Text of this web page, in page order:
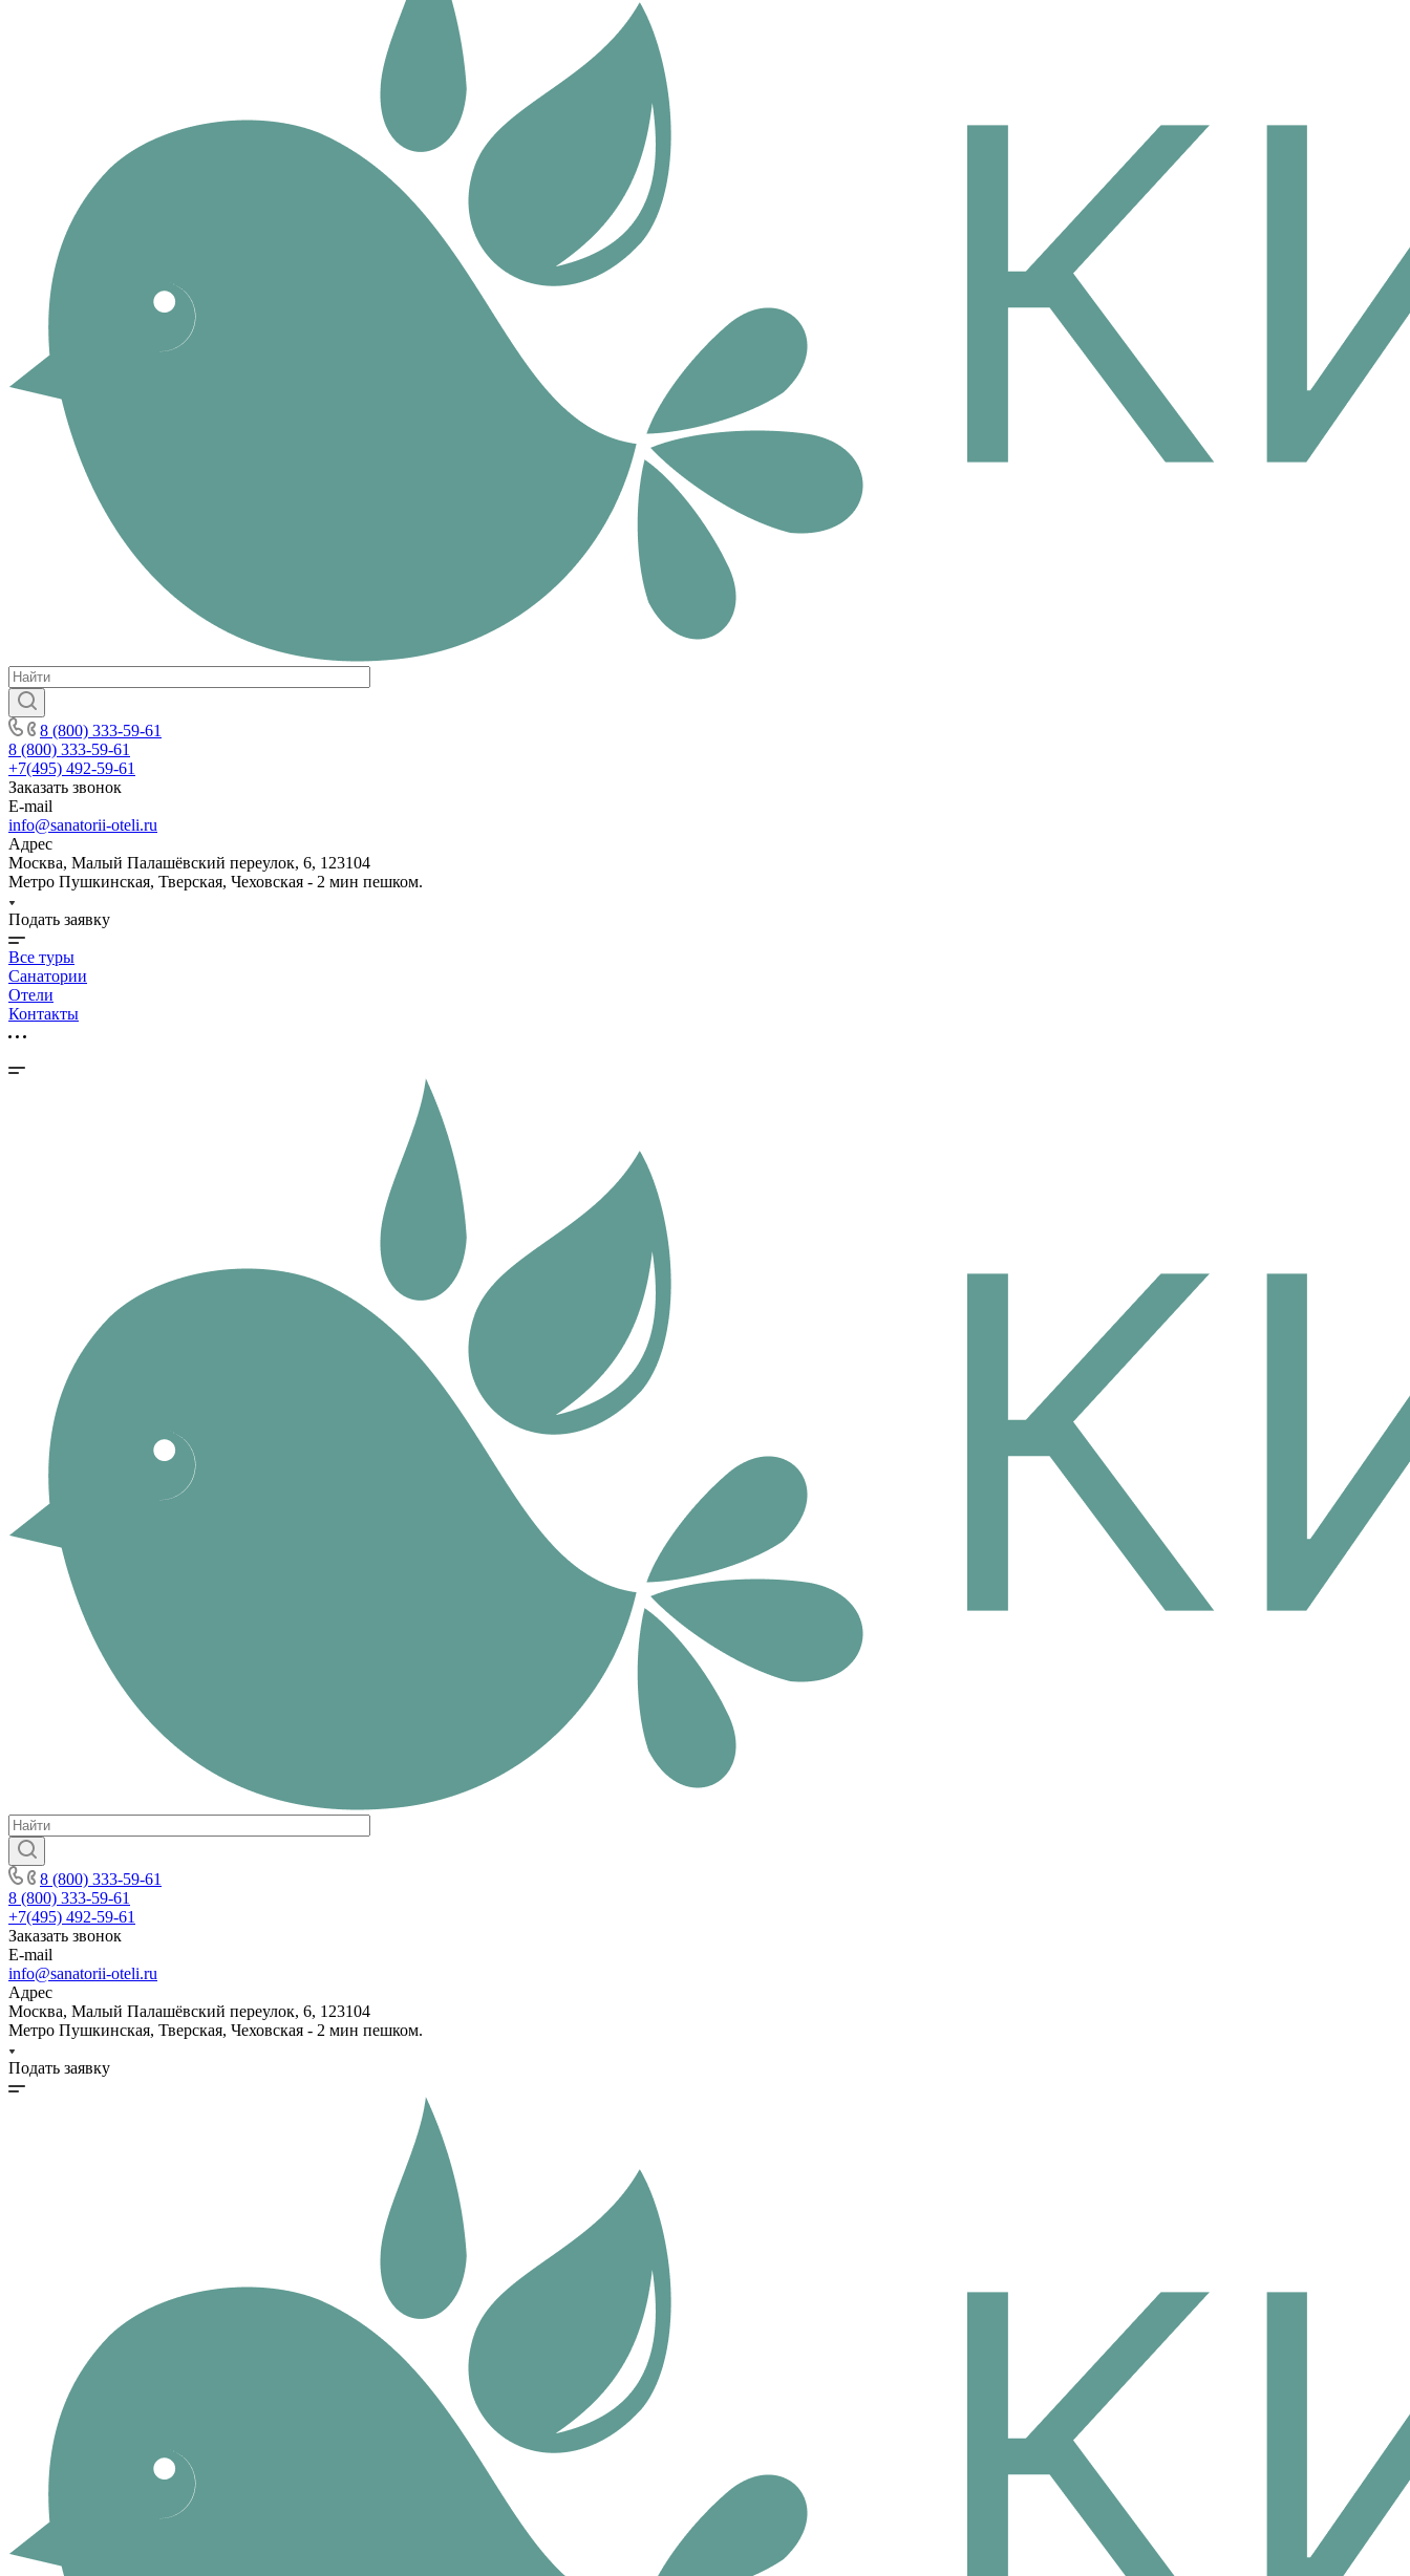
8 (800) 333-59-61
8 (800) 333-59-61
+7(495) 492-59-61
Заказать звонок
E-mail
info@sanatorii-oteli.ru
Адрес
Москва, Малый Палашёвский переулок, 6, 123104
Метро Пушкинская, Тверская, Чеховская - 2 мин пешком.
Подать заявку
Все туры
Санатории
Отели
Контакты
8 (800) 333-59-61
8 (800) 333-59-61
+7(495) 492-59-61
Заказать звонок
E-mail
info@sanatorii-oteli.ru
Адрес
Москва, Малый Палашёвский переулок, 6, 123104
Метро Пушкинская, Тверская, Чеховская - 2 мин пешком.
Подать заявку